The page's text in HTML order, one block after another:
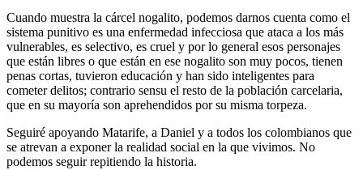
Cuando muestra la cárcel nogalito, podemos darnos cuenta como el
sistema punitivo es una enfermedad infecciosa que ataca a los más
vulnerables, es selectivo, es cruel y por lo general esos personajes
que están libres o que están en ese nogalito son muy pocos, tienen
penas cortas, tuvieron educación y han sido inteligentes para
cometer delitos; contrario sensu el resto de la población carcelaria,
que en su mayoría son aprehendidos por su misma torpeza.
Seguiré apoyando Matarife, a Daniel y a todos los colombianos que
se atrevan a exponer la realidad social en la que vivimos. No
podemos seguir repitiendo la historia.